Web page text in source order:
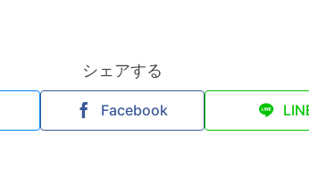
シェアする
Facebook